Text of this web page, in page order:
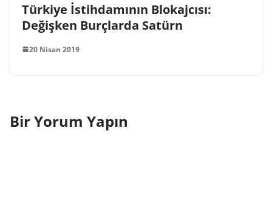
Türkiye İstihdamının Blokajcısı:
Değişken Burçlarda Satürn
20 Nisan 2019
Bir Yorum Yapın